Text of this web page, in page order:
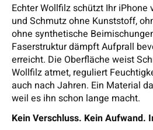
Echter Wollfilz schützt Ihr iPhone
und Schmutz ohne Kunststoff,
ohne synthetische
Faserstruktur dämpft Aufprall
erreicht. Die Oberfläche weist
Wollfilz atmet, reguliert
auch nach Jahren. Ein Material
weil es ihn schon lange macht.
Kein Verschluss. Kein Aufwand.